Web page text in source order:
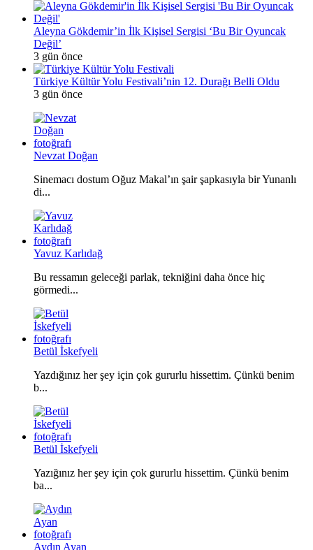
Aleyna Gökdemir’in İlk Kişisel Sergisi ‘Bu Bir Oyuncak
Değil’
3 gün önce
Türkiye Kültür Yolu Festivali’nin 12. Durağı Belli Oldu
3 gün önce
Nevzat Doğan
Sinemacı dostum Oğuz Makal’ın şair şapkasıyla bir Yunanlı
di...
Yavuz Karlıdağ
Bu ressamın geleceği parlak, tekniğini daha önce hiç
görmedi...
Betül İskefyeli
Yazdığınız her şey için çok gururlu hissettim. Çünkü benim
b...
Betül İskefyeli
Yazığınız her şey için çok gururlu hissettim. Çünkü benim
ba...
Aydın Ayan